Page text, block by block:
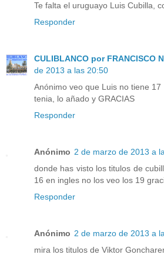
Te falta el uruguayo Luis Cubilla,
Responder
CULIBLANCO por FRANCISCO
de 2013 a las 20:50
Anónimo veo que Luis no tiene
tenia, lo añado y GRACIAS
Responder
Anónimo 2 de marzo de 2013 a
donde has visto los titulos de
16 en ingles no los veo los 19
Responder
Anónimo 2 de marzo de 2013 a
mira los titulos de Viktor